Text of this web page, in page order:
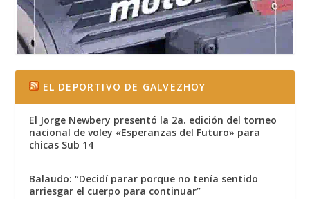
EL DEPORTIVO DE GALVEZHOY
El Jorge Newbery presentó la 2a. edición del torneo
nacional de voley «Esperanzas del Futuro» para
chicas Sub 14
Balaudo: “Decidí parar porque no tenía sentido
arriesgar el cuerpo para continuar”